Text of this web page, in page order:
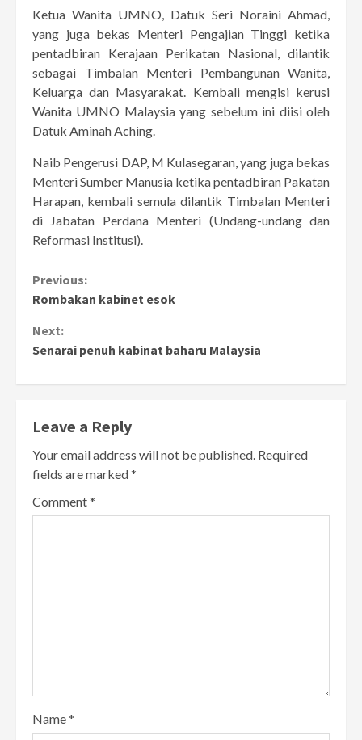
Ketua Wanita UMNO, Datuk Seri Noraini Ahmad,
yang juga bekas Menteri Pengajian Tinggi ketika
pentadbiran Kerajaan Perikatan Nasional, dilantik
sebagai Timbalan Menteri Pembangunan Wanita,
Keluarga dan Masyarakat. Kembali mengisi kerusi
Wanita UMNO Malaysia yang sebelum ini diisi oleh
Datuk Aminah Aching.
Naib Pengerusi DAP, M Kulasegaran, yang juga bekas
Menteri Sumber Manusia ketika pentadbiran Pakatan
Harapan, kembali semula dilantik Timbalan Menteri
di Jabatan Perdana Menteri (Undang-undang dan
Reformasi Institusi).
Continue
Previous:
Rombakan kabinet esok
Next:
Senarai penuh kabinat baharu Malaysia
Leave a Reply
Your email address will not be published. Required
fields are marked*
Comment*
Name*